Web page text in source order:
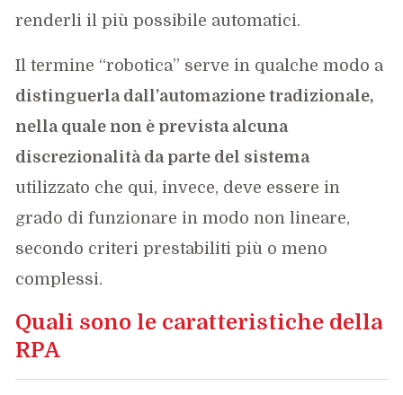
renderli il più possibile automatici.
Il termine “robotica” serve in qualche modo a
distinguerla dall’automazione tradizionale,
nella quale non è prevista alcuna
discrezionalità da parte del sistema
utilizzato che qui, invece, deve essere in
grado di funzionare in modo non lineare,
secondo criteri prestabiliti più o meno
complessi.
Quali sono le caratteristiche della
RPA